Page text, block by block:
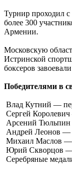
Турнир проходил с
более 300
Армении.
Московскую
Истринской
боксеров
Победителями в
Влад Кутний —
Сергей
Арсений
Андрей Леонов —
Михаил Маслов —
Юрий Скворцов —
Серебряные